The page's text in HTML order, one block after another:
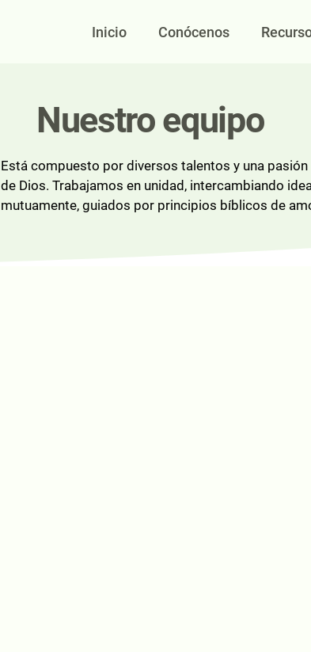
Inicio Conócenos
Nuestro equipo
Está compuesto por diversos talentos y una
de Dios. Trabajamos en unidad, intercambiando
mutuamente, guiados por principios bíblicos de